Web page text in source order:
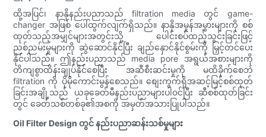
ထို့အပြင်၊ နာနိုနည်းပညာသည် filtration media တွင် game-
changer အဖြစ် ပေါ်ထွက်လျက်ရှိသည်။ နာနိုအမှုန်အမွှားများကို စစ်
ထုတ်သည့်အမျှင်များအတွင်းသို့ ပေါင်းစပ်ထည့်သွင်းခြင်းဖြင့်
ညစ်ညမ်းမှုများကို ဆွဲဆောင်နိုင်ပြီး ချည်နှောင်နိုင်စွမ်းကို မြှင့်တင်ပေး
နိုင်ပါသည်။ ဤနည်းပညာသည် media pore အရွယ်အစားများကို
တိကျစွာထိန်းချုပ်နိုင်စေပြီး အဆီစီးဆင်းမှုကို မထိခိုက်စေဘဲ
filtration ကို ပိုမိုကောင်းမွန်စေသည်။ စျေးကွက်ရှိအဆင့်မြင့်စစ်ထုတ်
ခြင်းအချို့သည် ယခုခေတ်မီနည်းပညာများပါ၀င်ပြီး ဆီစစ်ထုတ်ခြင်း
တွင် ခေတ်သစ်တစ်ခု၏အစကို အမှတ်အသားပြုပါသည်။
Oil Filter Design တွင် နည်းပညာဆန်းသစ်မှုများ